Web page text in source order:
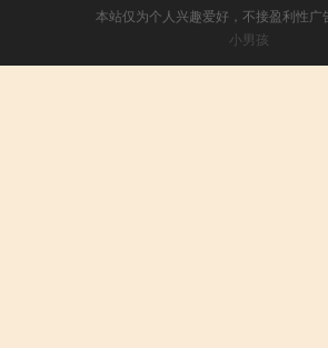
本站仅为个人兴趣爱好，不接盈利性广
小男孩